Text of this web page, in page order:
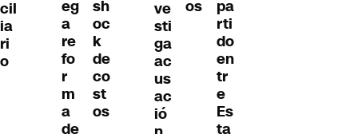
cil
ia
ri
o
eg
a
re
fo
r
m
a
de
sh
oc
k
de
co
st
os
ve
sti
ga
ac
us
ac
ió
os
pa
rti
do
en
tr
e
Es
ta